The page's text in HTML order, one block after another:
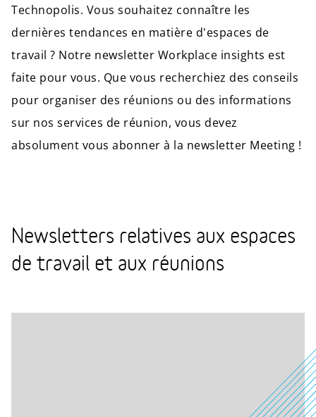
Technopolis. Vous souhaitez connaître les
dernières tendances en matière d'espaces de
travail ? Notre newsletter Workplace insights est
faite pour vous. Que vous recherchiez des conseils
pour organiser des réunions ou des informations
sur nos services de réunion, vous devez
absolument vous abonner à la newsletter Meeting !
Newsletters relatives aux espaces
de travail et aux réunions